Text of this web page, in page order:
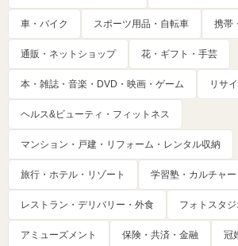
車・バイク スポーツ用品・自転車 携帯
通販・ネットショップ 花・ギフト・手芸
本・雑誌・音楽・DVD・映画・ゲーム リサ
ヘルス&ビューティ・フィットネス
マンション・戸建・リフォーム・レンタル収納
旅行・ホテル・リゾート 学習塾・カルチャ
レストラン・デリバリー・外食 フォトスタ
アミューズメント 保険・共済・金融 冠